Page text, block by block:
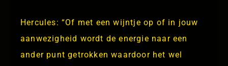
Hercules: “Of met een wijntje op of in jouw
aanwezigheid wordt de energie naar een
ander punt getrokken waardoor het wel